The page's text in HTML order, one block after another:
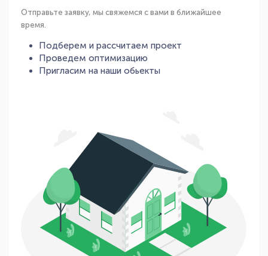
Отправьте заявку, мы свяжемся с вами в ближайшее
время.
Подберем и рассчитаем проект
Проведем оптимизацию
Пригласим на наши обьекты